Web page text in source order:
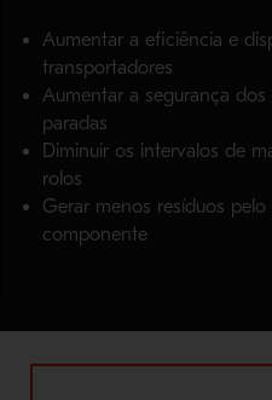
Aumentar a eficiência e
transportadores
Aumentar a segurança
paradas
Diminuir os intervalos de
rolos
Gerar menos resíduos
componente